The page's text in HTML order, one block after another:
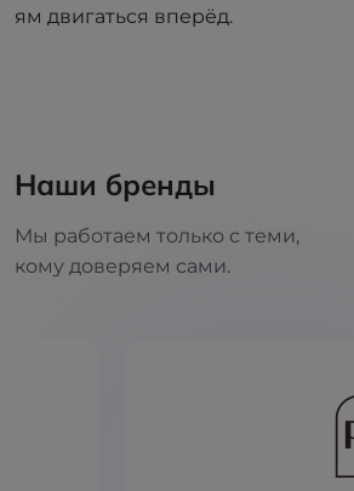
ям двигаться вперёд.
Наши бренды
Мы работаем только с теми,
кому доверяем сами.